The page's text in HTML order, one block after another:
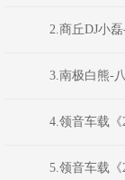
2.商丘DJ小
3.南极白熊-
俊丫头.东北神曲.挖
4.领音车载《
花】最新反排
5.领音车载